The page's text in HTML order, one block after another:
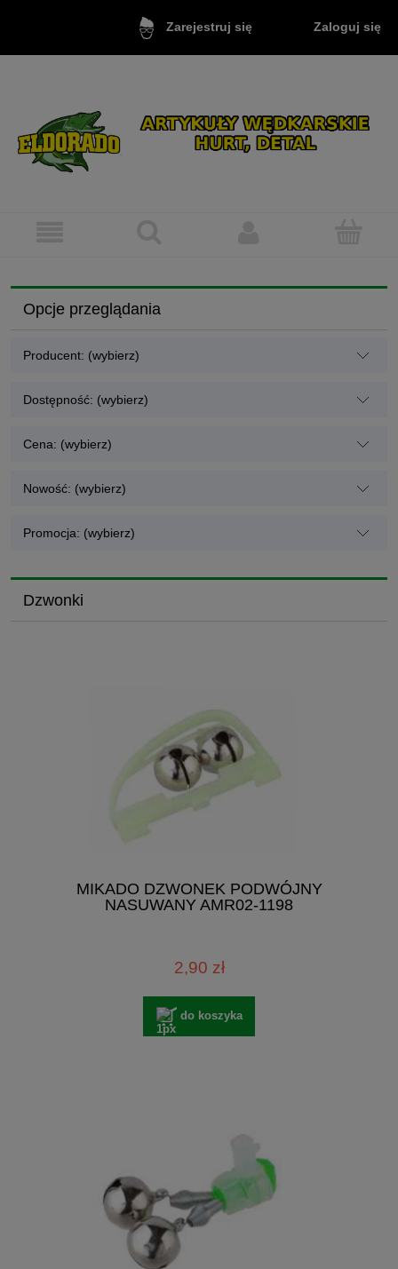
Zarejestruj się Zaloguj się
Opcje przeglądania
Producent: (wybierz)
Dostępność: (wybierz)
Cena: (wybierz)
Nowość: (wybierz)
Promocja: (wybierz)
Dzwonki
MIKADO DZWONEK PODWÓJNY
NASUWANY AMR02-1198
2,90 zł
do koszyka